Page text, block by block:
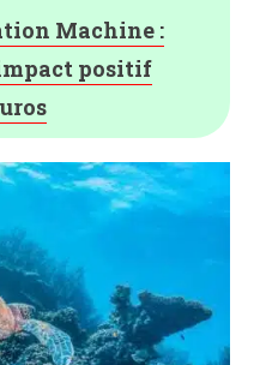
Machine :
positif